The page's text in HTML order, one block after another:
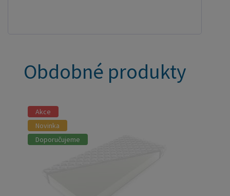
Obdobné produkty
Akce
Novinka
Doporučujeme